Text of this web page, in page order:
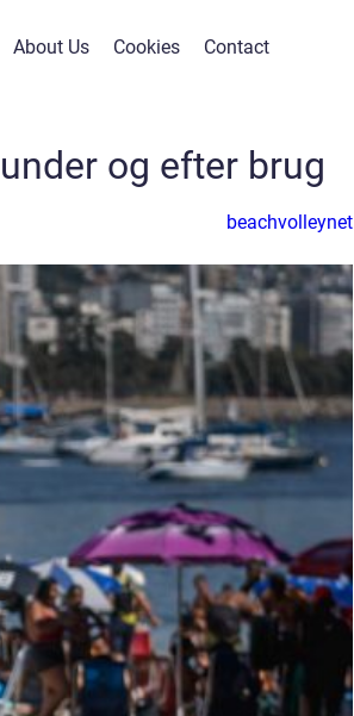
About Us Cookies Contact
og efter brug
beachvolleynet